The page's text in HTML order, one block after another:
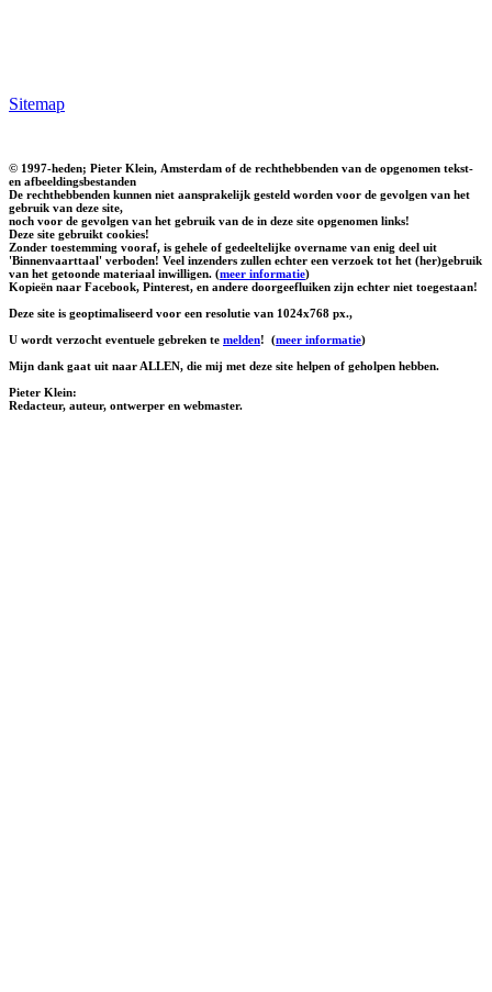
Sitemap
© 1997-heden; Pieter Klein, Amsterdam of de rechthebbenden van de opgenomen tekst-
en afbeeldingsbestanden
De rechthebbenden kunnen niet aansprakelijk gesteld worden voor de gevolgen van het
gebruik van deze site,
noch voor de gevolgen van het gebruik van de in deze site opgenomen links!
Deze site gebruikt cookies!
Zonder toestemming vooraf, is gehele of gedeeltelijke overname van enig deel uit
'Binnenvaarttaal' verboden! Veel inzenders zullen echter een verzoek tot het (her)gebruik
van het getoonde materiaal inwilligen. (meer informatie)
Kopieën naar Facebook, Pinterest, en andere doorgeefluiken zijn echter niet toegestaan!
Deze site is geoptimaliseerd voor een resolutie van 1024x768 px.,
U wordt verzocht eventuele gebreken te melden! (meer informatie)
Mijn dank gaat uit naar ALLEN, die mij met deze site helpen of geholpen hebben.
Pieter Klein:
Redacteur, auteur, ontwerper en webmaster.